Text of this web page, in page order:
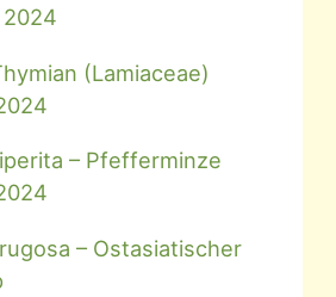
2024
(Lamiaceae)
– Pfefferminze
– Ostasiatischer